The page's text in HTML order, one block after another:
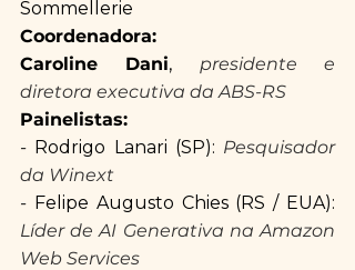
Sommellerie
Coordenadora:
Caroline Dani, presidente e
diretora executiva da ABS-RS
Painelistas:
- Rodrigo Lanari (SP): Pesquisador
da Winext
-
Líder de AI Generativa na Amazon
Web Services